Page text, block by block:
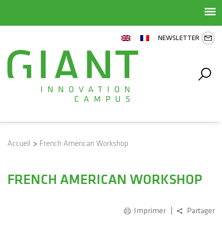
NEWSLETTER
Accueil > French American Workshop
FRENCH AMERICAN WORKSHOP
Imprimer Partager